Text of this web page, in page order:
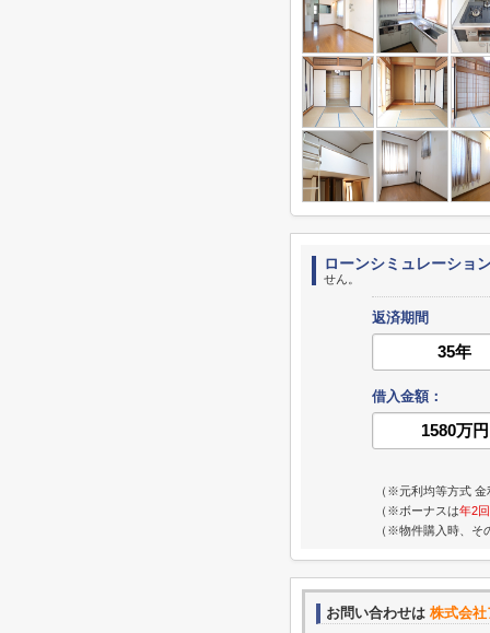
ローンシミュレーショ
せん。
返済期間
借入金額：
（※元利均等方式 金
（※ボーナスは年2回
（※物件購入時、そ
お問い合わせは 株式会